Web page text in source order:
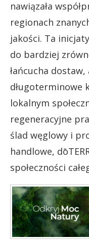
nawiązała
regionach
jakości. Ta
do bardziej
łańcucha
długoterminowe
lokalnym
regeneracyjne
ślad węglowy i
handlowe,
społeczności